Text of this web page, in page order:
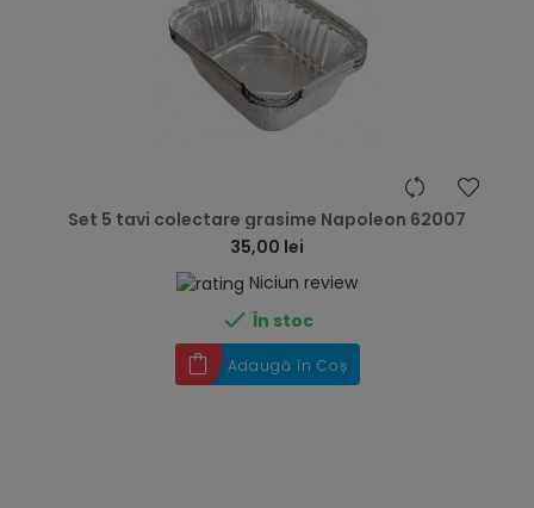
Set 5 tavi colectare grasime Napoleon 62007
35,00 lei
Niciun review
 În stoc
Adaugă în Coș